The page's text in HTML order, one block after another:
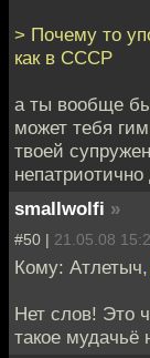
> Почему то
как в СССР
а ты вообще
может тебя
твоей
smallwolfi »
#50 | 21.05.08
Кому: Атлетыч,
Нет слов! Это
такое мудачьё